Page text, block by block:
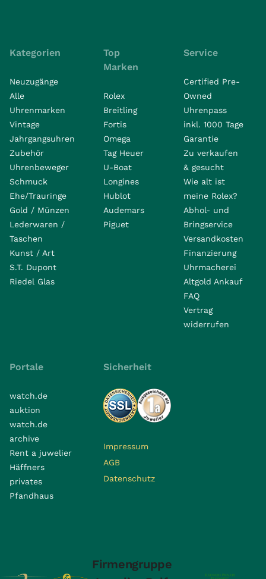
Kategorien
Neuzugänge
Alle
Uhrenmarken
Vintage
Jahrgangsuhren
Zubehör
Uhrenbeweger
Schmuck
Ehe/Trauringe
Gold / Münzen
Lederwaren /
Taschen
Kunst / Art
S.T. Dupont
Riedel Glas
Top
Marken
Rolex
Breitling
Fortis
Omega
Tag Heuer
U-Boat
Longines
Hublot
Audemars
Piguet
Service
Certified Pre-
Owned
Uhrenpass
inkl. 1000 Tage
Garantie
Zu verkaufen
& gesucht
Wie alt ist
meine Rolex?
Abhol- und
Bringservice
Versandkosten
Finanzierung
Uhrmacherei
Altgold Ankauf
FAQ
Vertrag
widerrufen
Portale
watch.de
auktion
watch.de
archive
Rent a juwelier
Häffners
privates
Pfandhaus
Sicherheit
Impressum
AGB
Datenschutz
Firmengruppe